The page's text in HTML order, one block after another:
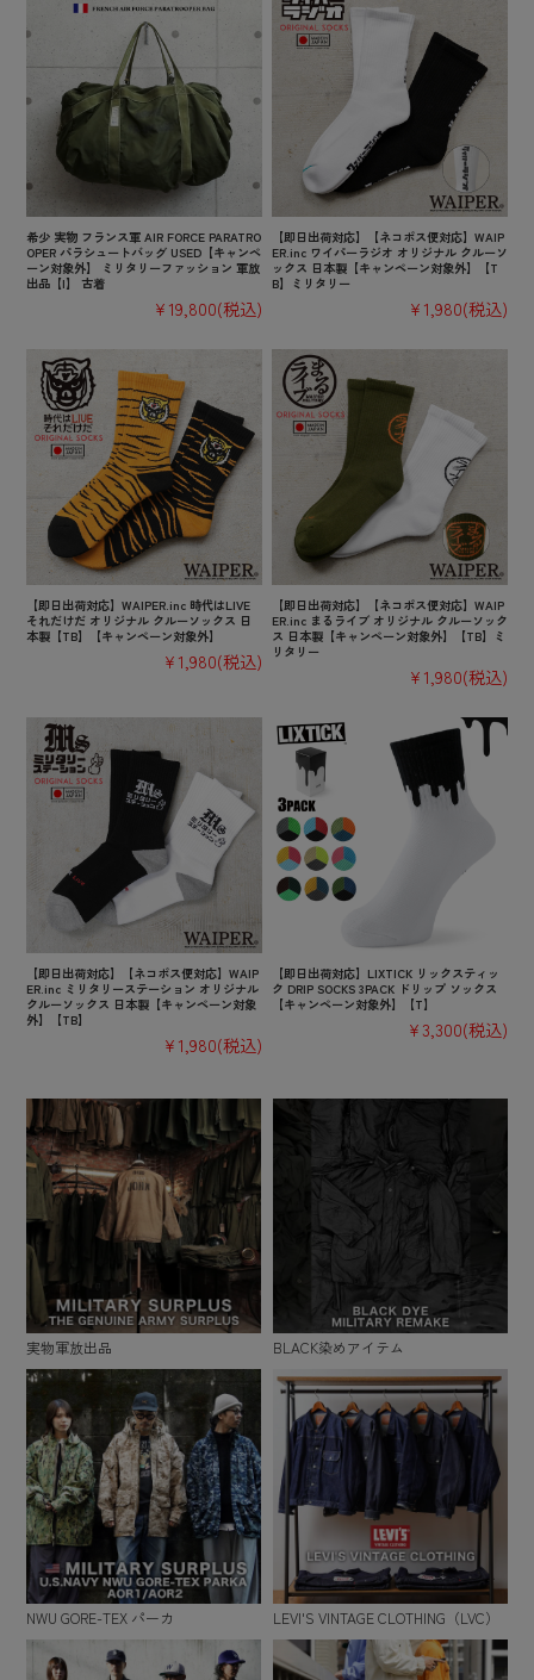
希少 実物 フランス軍 AIR FORCE PARATRO
OPER パラシュートバッグ USED【キャンペ
ーン対象外】 ミリタリーファッション 軍放
出品【I】 古着
¥19,800(税込)
【即日出荷対応】【ネコポス便対応】WAIP
ER.inc ワイパーラジオ オリジナル クルーソ
ックス 日本製【キャンペーン対象外】【T
B】ミリタリー
¥1,980(税込)
【即日出荷対応】WAIPER.inc 時代はLIVE
それだけだ オリジナル クルーソックス 日
本製【TB】【キャンペーン対象外】
¥1,980(税込)
【即日出荷対応】【ネコポス便対応】WAIP
ER.inc まるライブ オリジナル クルーソック
ス 日本製【キャンペーン対象外】【TB】ミ
リタリー
¥1,980(税込)
【即日出荷対応】【ネコポス便対応】WAIP
ER.inc ミリタリーステーション オリジナル
クルーソックス 日本製【キャンペーン対象
外】【TB】
¥1,980(税込)
【即日出荷対応】LIXTICK リックスティッ
ク DRIP SOCKS 3PACK ドリップ ソックス
【キャンペーン対象外】【T】
¥3,300(税込)
実物軍放出品 BLACK染めアイテム
NWU GORE-TEX パーカ LEVI'S VINTAGE CLOTHING（LVC）